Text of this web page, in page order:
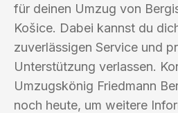
für deinen Umzug von
Košice. Dabei kannst du
zuverlässigen Service und
Unterstützung verlassen.
Umzugskönig Friedmann
noch heute, um weitere